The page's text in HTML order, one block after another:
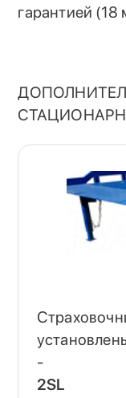
гарантией (18
-
2SL